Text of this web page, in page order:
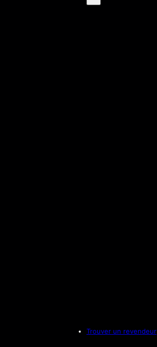
Trouver un revendeur